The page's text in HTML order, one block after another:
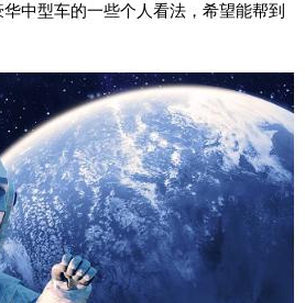
中型车的一些个人看法，希望能帮到